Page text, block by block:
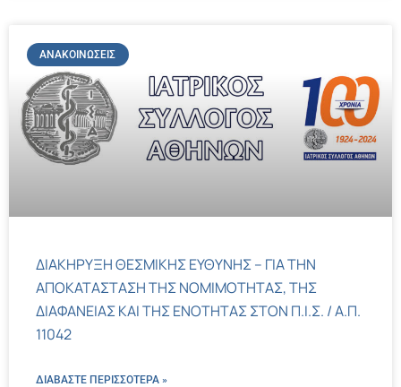
ΑΝΑΚΟΙΝΏΣΕΙΣ
ΔΙΑΚΗΡΥΞΗ ΘΕΣΜΙΚΗΣ ΕΥΘΥΝΗΣ – ΓΙΑ ΤΗΝ
ΑΠΟΚΑΤΑΣΤΑΣΗ ΤΗΣ ΝΟΜΙΜΟΤΗΤΑΣ, ΤΗΣ
ΔΙΑΦΑΝΕΙΑΣ ΚΑΙ ΤΗΣ ΕΝΟΤΗΤΑΣ ΣΤΟΝ Π.Ι.Σ. / Α.Π.
11042
ΔΙΑΒΑΣΤΕ ΠΕΡΙΣΣΌΤΕΡΑ »